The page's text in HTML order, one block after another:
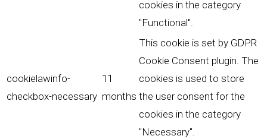
cookies in the category
"Functional".
cookielawinfo-
checkbox-necessary
11
months
This cookie is set by GDPR
Cookie Consent plugin. The
cookies is used to store
the user consent for the
cookies in the category
"Necessary".